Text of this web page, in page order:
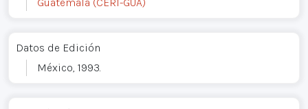
Guatemala (CERI-GUA)
Datos de Edición
México, 1993.